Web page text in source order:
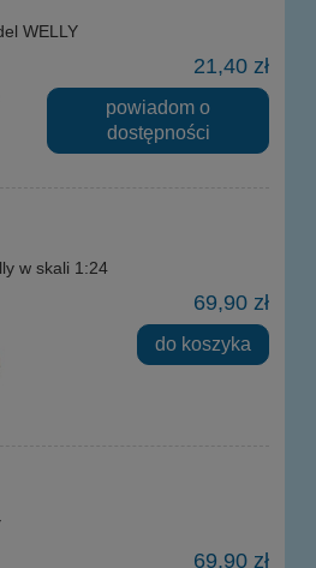
WELLY
21,40 zł
powiadom o
dostępności
w skali 1:24
69,90 zł
do koszyka
69,90 zł